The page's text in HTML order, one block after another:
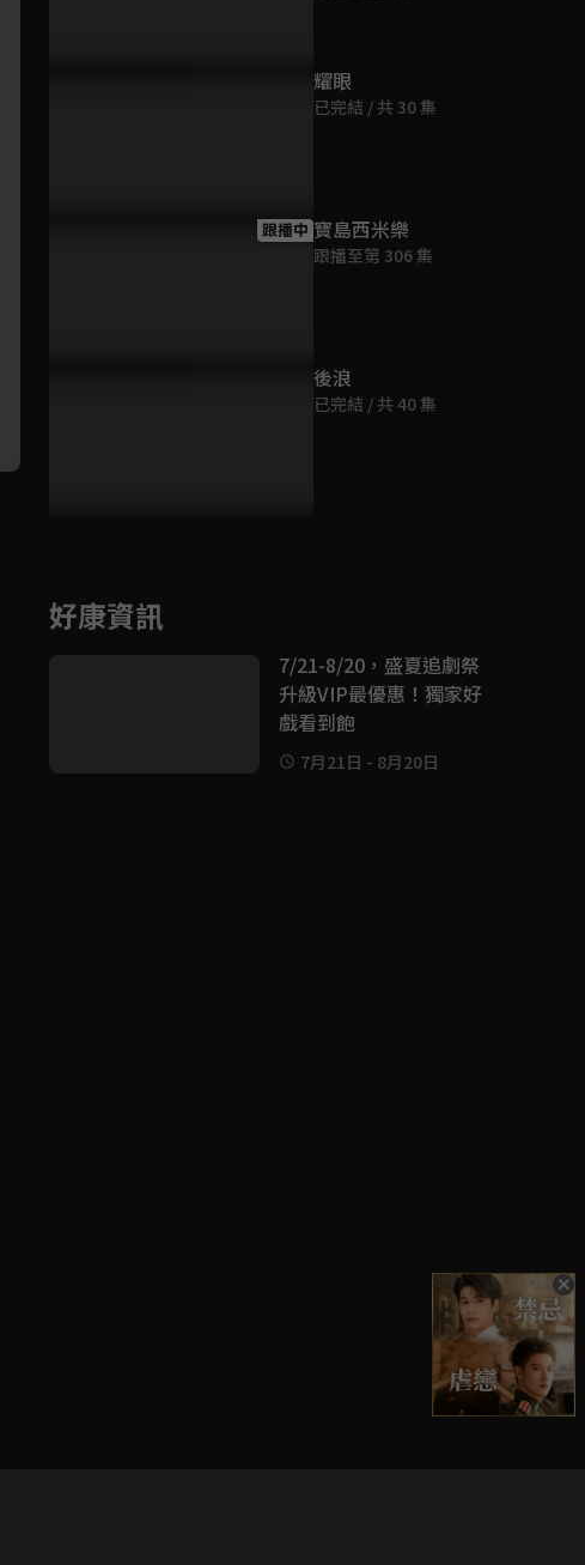
婆媽最愛小鮮肉！帥哥夾起來
的滷味比較好吃
耀眼
已完結 / 共 30 集
跟播中 寶島西米樂
跟播至第 306 集
後浪
已完結 / 共 40 集
好康資訊
7/21-8/20，盛夏追劇祭
升級VIP最優惠！獨家好
戲看到飽
7月21日 - 8月20日